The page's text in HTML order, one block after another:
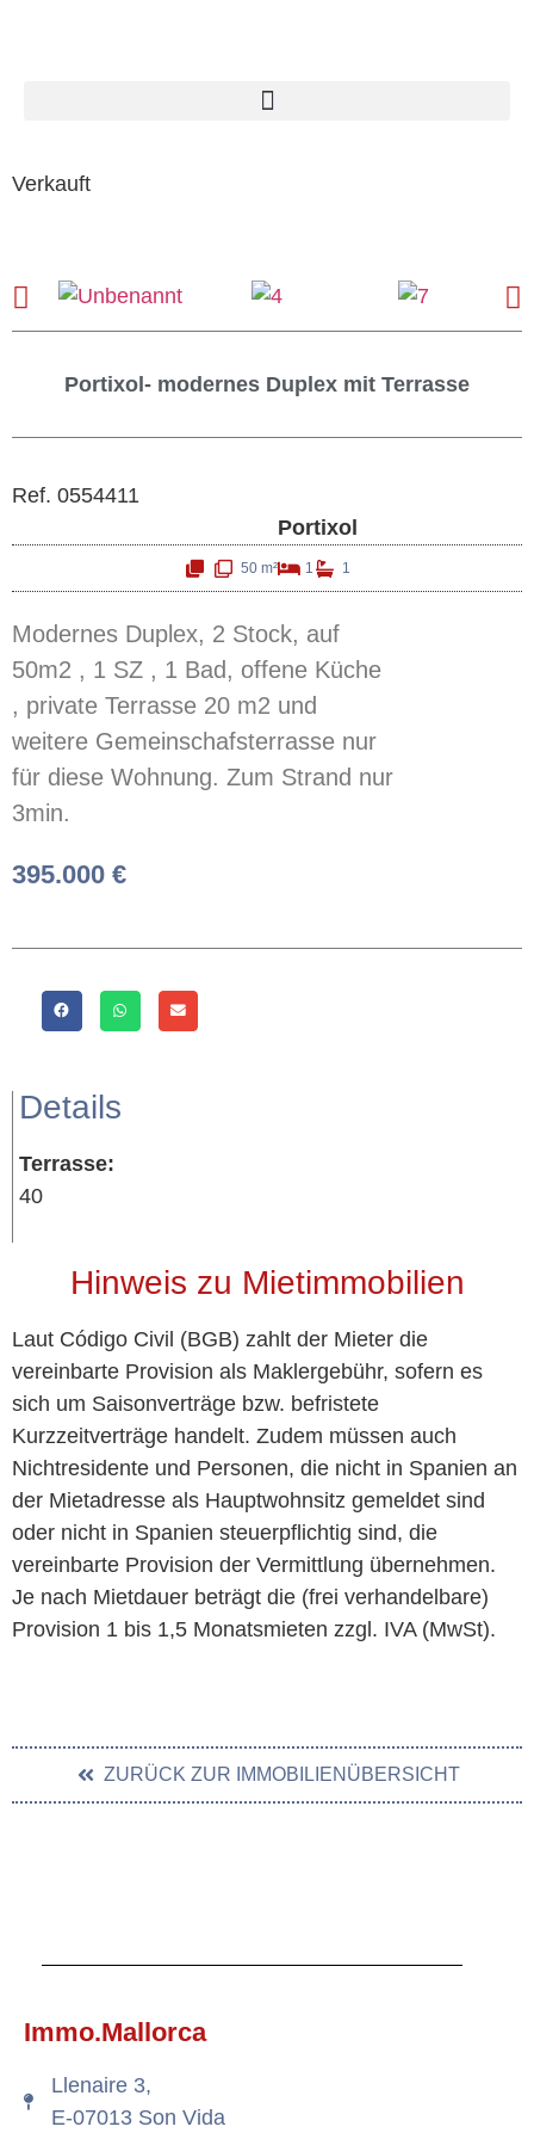
Verkauft
Portixol- modernes Duplex mit Terrasse
Ref. 0554411
Portixol
50 m² 1 1
Modernes Duplex, 2 Stock, auf
50m2 , 1 SZ , 1 Bad, offene Küche
, private Terrasse 20 m2 und
weitere Gemeinschafsterrasse nur
für diese Wohnung. Zum Strand nur
3min.
395.000 €
Details
Terrasse:
40
Hinweis zu Mietimmobilien
Laut Código Civil (BGB) zahlt der Mieter die
vereinbarte Provision als Maklergebühr, sofern es
sich um Saisonverträge bzw. befristete
Kurzzeitverträge handelt. Zudem müssen auch
Nichtresidente und Personen, die nicht in Spanien an
der Mietadresse als Hauptwohnsitz gemeldet sind
oder nicht in Spanien steuerpflichtig sind, die
vereinbarte Provision der Vermittlung übernehmen.
Je nach Mietdauer beträgt die (frei verhandelbare)
Provision 1 bis 1,5 Monatsmieten zzgl. IVA (MwSt).
ZURÜCK ZUR IMMOBILIENÜBERSICHT
Immo.Mallorca
Llenaire 3,
E-07013 Son Vida